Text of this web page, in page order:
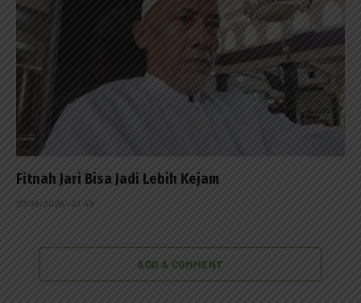
Fitnah Jari Bisa Jadi Lebih Kejam
07/08/2026 - 07:49
ADD A COMMENT